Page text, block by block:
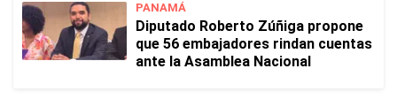
PANAMÁ
Diputado Roberto Zúñiga propone
que 56 embajadores rindan cuentas
ante la Asamblea Nacional